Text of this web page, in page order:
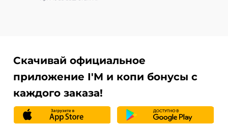
Скачивай официальное
приложение I'M и копи бонусы с
каждого заказа!